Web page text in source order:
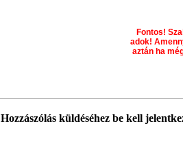
Fontos!
adok!
aztán ha
Hozzászólás küldéséhez be kell